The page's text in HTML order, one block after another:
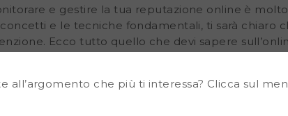
sempre un maggiore utilizzo
acquisto e quindi analizzare
e gestire la tua reputazione online è
e le tecniche fondamentali, ti sarà chiaro
Ecco tutto quello che devi sapere
all’argomento che più ti interessa? Clicca sul